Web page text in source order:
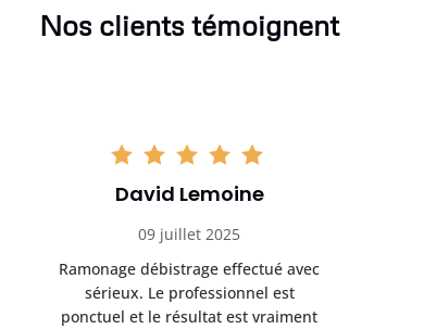
Nos clients témoignent
David Lemoine
09 juillet 2025
Ramonage débistrage effectué avec
sérieux. Le professionnel est
ponctuel et le résultat est vraiment